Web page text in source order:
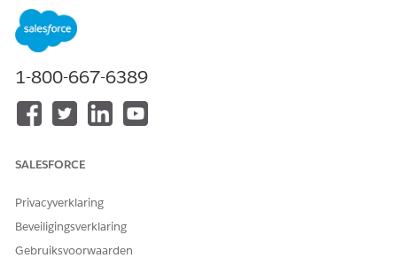
reserveringen verminderen onmiddellijk de beschikbare
voorraadtelling door de stroom
voorkomen zonder een specifiek activum met
serienummer toe te wijzen. Dit geautomatiseerde
raamwerk biedt fijnmazig zicht op voorraadstatussen,
Stel zachte reserveringen in om voorraad te reserveren
voor aanstaande taken zonder onmiddellijk voorraad te
verminderen. Met zachte reserveringen kunt u gepland
gebruik bijhouden en bevestigen dat items beschikbaar
1-800-667-6389
SALESFORCE
Privacyverklaring
Beveiligingsverklaring
Gebruiksvoorwaarden